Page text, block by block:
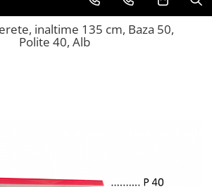
inaltime 135 cm, Baza 50,
Polite 40, Alb